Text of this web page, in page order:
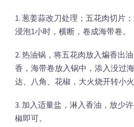
1. 葱姜蒜改刀处理；五花肉切片
浸泡1小时，横断，卷成海带卷。
2. 热油锅，将五花肉放入煸香出
香，海带卷放入锅中，添入没过
达、八角、花椒，大火烧开转小
3. 加入适量盐，淋入香油，放少
椒即可。